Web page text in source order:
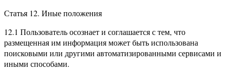
Статья 12. Иные положения
12.1 Пользователь осознает и соглашается с тем, что
размещенная им информация может быть использована
поисковыми или другими автоматизированными сервисами и
иными способами.